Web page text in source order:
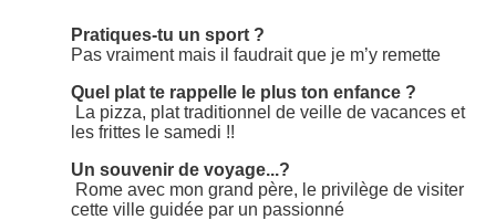
Pratiques-tu un sport ?
Pas vraiment mais il faudrait que je m’y remette
Quel plat te rappelle le plus ton enfance ?
La pizza, plat traditionnel de veille de vacances et
les frittes le samedi !!
Un souvenir de voyage...?
Rome avec mon grand père, le privilège de visiter
cette ville guidée par un passionné